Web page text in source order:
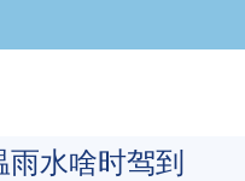
水啥时驾到